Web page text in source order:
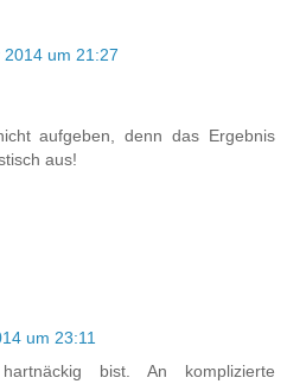
um 21:27
aufgeben, denn das Ergebnis
aus!
um 23:11
bist. An komplizierte